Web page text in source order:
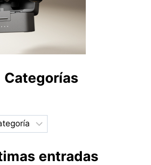
Categorías
entradas